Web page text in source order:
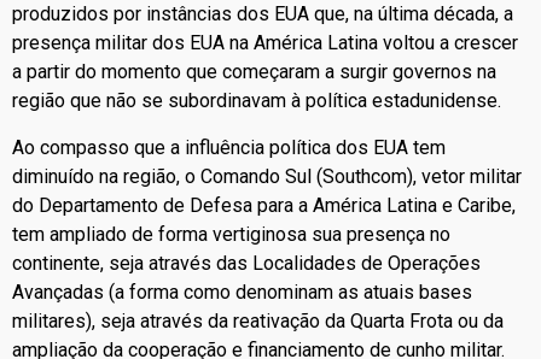
produzidos por instâncias dos EUA que, na última década, a
presença militar dos EUA na América Latina voltou a crescer
a partir do momento que começaram a surgir governos na
região que não se subordinavam à política estadunidense.
Ao compasso que a influência política dos EUA tem
diminuído na região, o Comando Sul (Southcom), vetor militar
do Departamento de Defesa para a América Latina e Caribe,
tem ampliado de forma vertiginosa sua presença no
continente, seja através das Localidades de Operações
Avançadas (a forma como denominam as atuais bases
militares), seja através da reativação da Quarta Frota ou da
ampliação da cooperação e financiamento de cunho militar.